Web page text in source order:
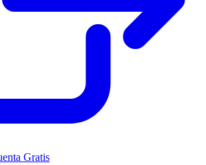
Gratis